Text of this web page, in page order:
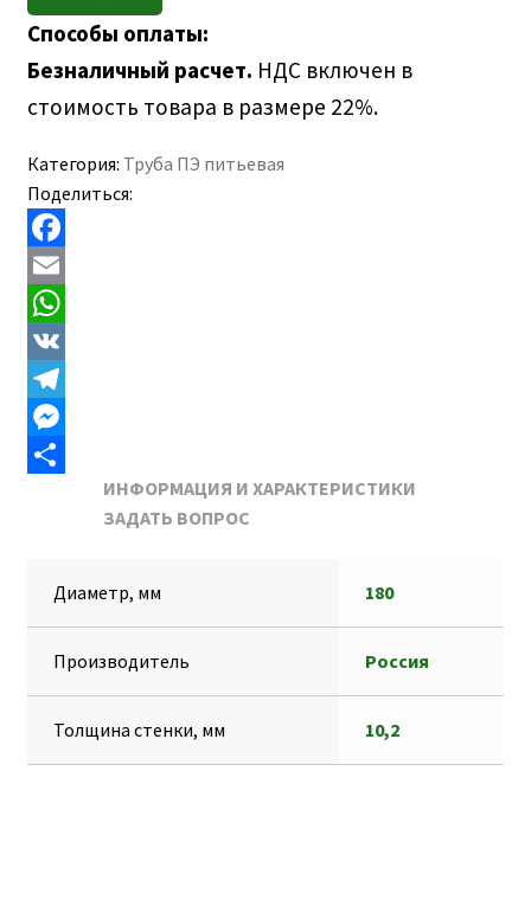
Способы оплаты:
Безналичный расчет. НДС включен в
стоимость товара в размере 22%.
Категория: Труба ПЭ питьевая
Поделиться:
F
a
c
e
b
o
E
m
a
W
h
a
t
V
K
T
eM
ИНФОРМАЦИЯ И ХАРАКТЕРИСТИКИ
ЗАДАТЬ ВОПРОС
Диаметр, мм 180
Производитель Россия
Толщина стенки, мм 10,2